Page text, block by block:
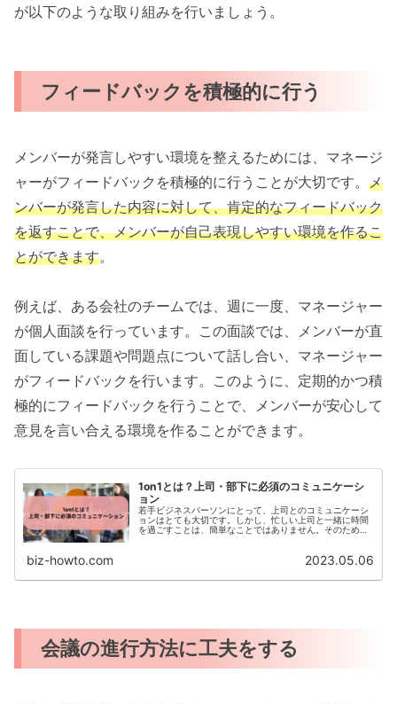
が以下のような取り組みを行いましょう。
フィードバックを積極的に行う
メンバーが発言しやすい環境を整えるためには、マネージ
ャーがフィードバックを積極的に行うことが大切です。 メ
ンバーが発言した内容に対して、肯定的なフィードバック
を返すことで、メンバーが自己表現しやすい環境を作るこ
とができます。
例えば、ある会社のチームでは、週に一度、マネージャー
が個人面談を行っています。この面談では、メンバーが直
面している課題や問題点について話し合い、マネージャー
がフィードバックを行います。このように、定期的かつ積
極的にフィードバックを行うことで、メンバーが安心して
意見を言い合える環境を作ることができます。
1on1とは？上司・部下に必須のコミュニケーシ
ョン
若手ビジネスパーソンにとって、上司とのコミュニケーシ
ョンはとても大切です。しかし、忙しい上司と一緒に時間
を過ごすことは、簡単なことではありません。そのため、
biz-howto.com 2023.05.06
会議の進行方法に工夫をする